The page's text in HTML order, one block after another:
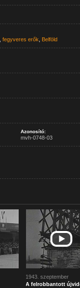
,fegyveres erők Belföld
Azonosító:
mvh-0748-03
1943. szeptember
A felrobbantott